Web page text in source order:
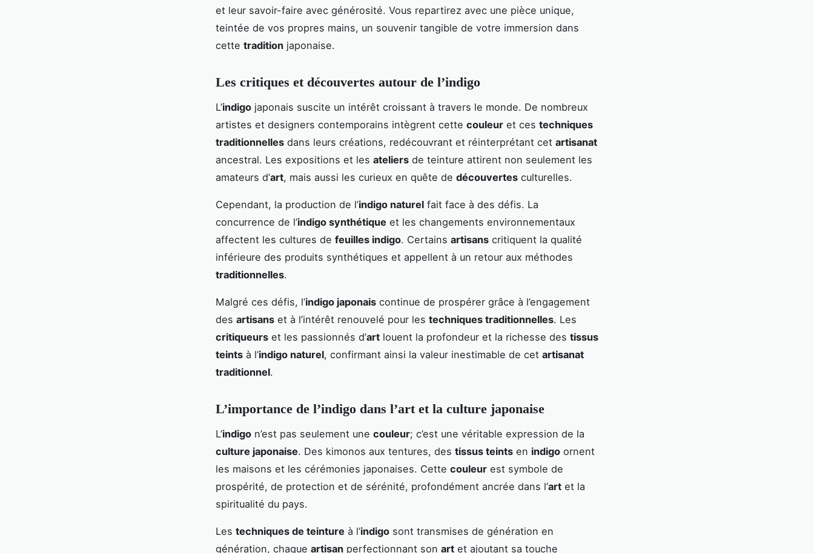
et leur savoir-faire avec générosité. Vous repartirez avec une pièce unique,
teintée de vos propres mains, un souvenir tangible de votre immersion dans
cette tradition japonaise.
Les critiques et découvertes autour de l’indigo
L’indigo japonais suscite un intérêt croissant à travers le monde. De nombreux
artistes et designers contemporains intègrent cette couleur et ces techniques
traditionnelles dans leurs créations, redécouvrant et réinterprétant cet artisanat
ancestral. Les expositions et les ateliers de teinture attirent non seulement les
amateurs d’art, mais aussi les curieux en quête de découvertes culturelles.
Cependant, la production de l’indigo naturel fait face à des défis. La
concurrence de l’indigo synthétique et les changements environnementaux
affectent les cultures de feuilles indigo. Certains artisans critiquent la qualité
inférieure des produits synthétiques et appellent à un retour aux méthodes
traditionnelles.
Malgré ces défis, l’indigo japonais continue de prospérer grâce à l’engagement
des artisans et à l’intérêt renouvelé pour les techniques traditionnelles. Les
critiqueurs et les passionnés d’art louent la profondeur et la richesse des tissus
teints à l’indigo naturel, confirmant ainsi la valeur inestimable de cet artisanat
traditionnel.
L’importance de l’indigo dans l’art et la culture japonaise
L’indigo n’est pas seulement une couleur; c’est une véritable expression de la
culture japonaise. Des kimonos aux tentures, des tissus teints en indigo ornent
les maisons et les cérémonies japonaises. Cette couleur est symbole de
prospérité, de protection et de sérénité, profondément ancrée dans l’art et la
spiritualité du pays.
Les techniques de teinture à l’indigo sont transmises de génération en
génération, chaque artisan perfectionnant son art et ajoutant sa touche